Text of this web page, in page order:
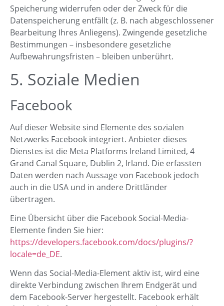
Speicherung widerrufen oder der Zweck für die
Datenspeicherung entfällt (z. B. nach abgeschlossener
Bearbeitung Ihres Anliegens). Zwingende gesetzliche
Bestimmungen – insbesondere gesetzliche
Aufbewahrungsfristen – bleiben unberührt.
5. Soziale Medien
Facebook
Auf dieser Website sind Elemente des sozialen
Netzwerks Facebook integriert. Anbieter dieses
Dienstes ist die Meta Platforms Ireland Limited, 4
Grand Canal Square, Dublin 2, Irland. Die erfassten
Daten werden nach Aussage von Facebook jedoch
auch in die USA und in andere Drittländer
übertragen.
Eine Übersicht über die Facebook Social-Media-
Elemente finden Sie hier:
https://developers.facebook.com/docs/plugins/?
locale=de_DE.
Wenn das Social-Media-Element aktiv ist, wird eine
direkte Verbindung zwischen Ihrem Endgerät und
dem Facebook-Server hergestellt. Facebook erhält